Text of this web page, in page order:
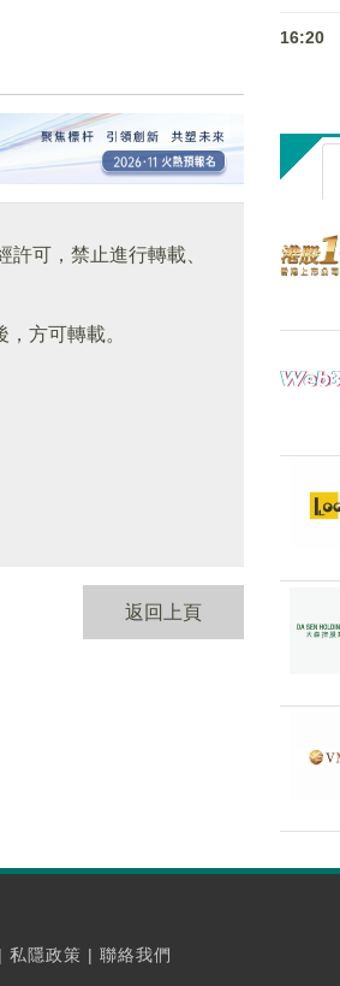
可，禁止進行轉載、
，方可轉載。
返回上頁
16:20
| 私隱政策 | 聯絡我們